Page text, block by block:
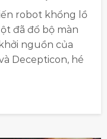
robot khổng lồ
đã đổ bộ màn
nguồn của
Decepticon, hé